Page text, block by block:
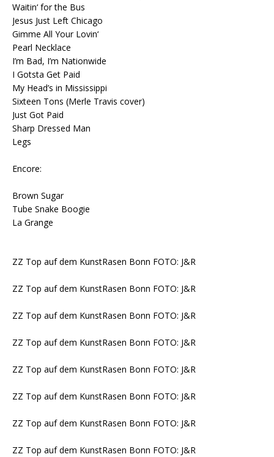
Waitin‘ for the Bus
Jesus Just Left Chicago
Gimme All Your Lovin‘
Pearl Necklace
I’m Bad, I’m Nationwide
I Gotsta Get Paid
My Head’s in Mississippi
Sixteen Tons (Merle Travis cover)
Just Got Paid
Sharp Dressed Man
Legs
Encore:
Brown Sugar
Tube Snake Boogie
La Grange
ZZ Top auf dem KunstRasen Bonn FOTO: J&R
ZZ Top auf dem KunstRasen Bonn FOTO: J&R
ZZ Top auf dem KunstRasen Bonn FOTO: J&R
ZZ Top auf dem KunstRasen Bonn FOTO: J&R
ZZ Top auf dem KunstRasen Bonn FOTO: J&R
ZZ Top auf dem KunstRasen Bonn FOTO: J&R
ZZ Top auf dem KunstRasen Bonn FOTO: J&R
ZZ Top auf dem KunstRasen Bonn FOTO: J&R